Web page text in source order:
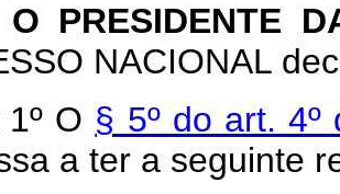
O PRESIDENTE
NACIONAL
O § 5º do art.
a ter a seguinte